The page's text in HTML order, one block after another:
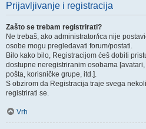
Prijavljivanje i registracija
Zašto se trebam registrirati?
Ne trebaš, ako administrator/ica nije
osobe mogu pregledavati forum/postati.
Bilo kako bilo, Registracijom ćeš dobiti
dostupne neregistriranim osobama
pošta, korisničke grupe, itd.].
S obzirom da Registracija traje svega
registrirati se.
Vrh